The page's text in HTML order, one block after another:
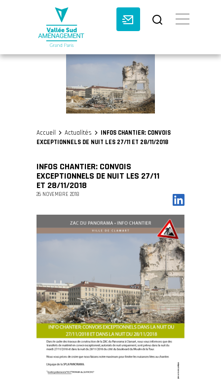
Accueil Actualités
INFOS CHANTIER: CONVOIS
EXCEPTIONNELS DE NUIT LES 27/11 ET 28/11/2018
INFOS CHANTIER: CONVOIS
EXCEPTIONNELS DE NUIT LES 27/11
ET 28/11/2018
26 NOVEMBRE 2018